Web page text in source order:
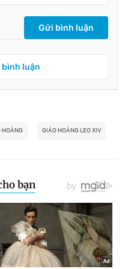
Gửi bình luận
bình luận
HOÀNG GIÁO HOÀNG LEO XIV